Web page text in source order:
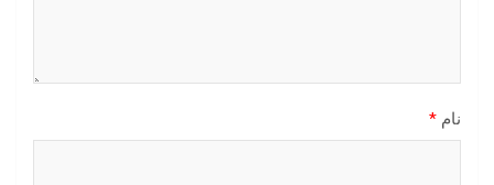
نام *